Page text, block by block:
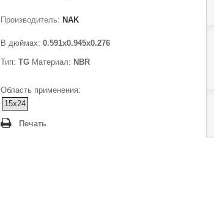
Производитель: NAK
В дюймах: 0.591x0.945x0.276
Тип: TG Материал: NBR
Область применения:
15x24
Печать